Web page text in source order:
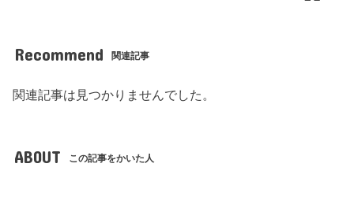
Recommend 関連記事
関連記事は見つかりませんでした。
ABOUT この記事をかいた人